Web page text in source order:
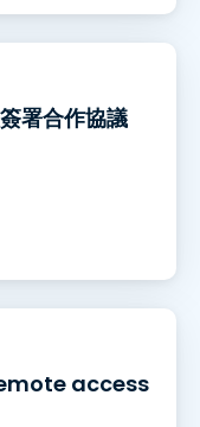
署合作協議
access